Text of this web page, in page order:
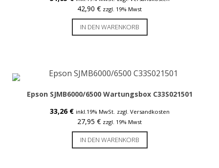
Rollen für kleine Drucker
Original Seiko Etiketten
Original Brother
Epson TM-L60 / L90
Rollen nach Kern-Durchmesser
Thermoetiketten 19 mm Kern
42,90 € zzgl. 19% Mwst
IN DEN WARENKORB
Epson SJMB6000/6500 Wartungsbox C33S021501
33,26 € inkl.19% MwSt. zzgl. Versandkosten
27,95 € zzgl. 19% Mwst
IN DEN WARENKORB